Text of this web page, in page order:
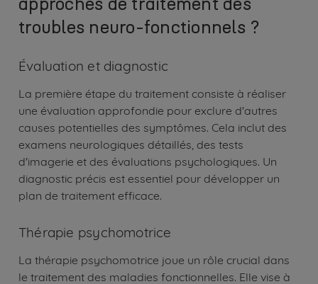
approches de traitement des
troubles neuro-fonctionnels ?
Évaluation et diagnostic
La première étape du traitement consiste à réaliser
une évaluation approfondie pour exclure d'autres
causes potentielles des symptômes. Cela inclut des
examens neurologiques détaillés, des tests
d'imagerie et des évaluations psychologiques. Un
diagnostic précis est essentiel pour développer un
plan de traitement efficace.
Thérapie psychomotrice
La thérapie psychomotrice joue un rôle crucial dans
le traitement des maladies fonctionnelles. Elle vise à